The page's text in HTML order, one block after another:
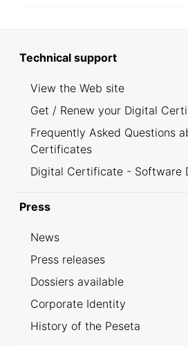
Technical support
View the Web site
Get / Renew your Digital
Frequently Asked Questions
Certificates
Digital Certificate - Software
Press
News
Press releases
Dossiers available
Corporate Identity
History of the Peseta